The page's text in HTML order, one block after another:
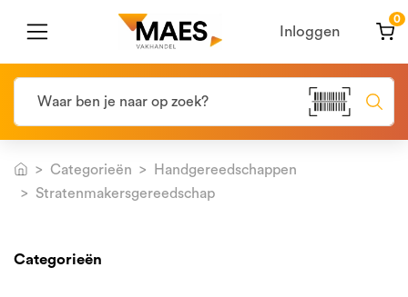
Inloggen
0
Categorieën
Handgereedschappen
Stratenmakersgereedschap
Categorieën